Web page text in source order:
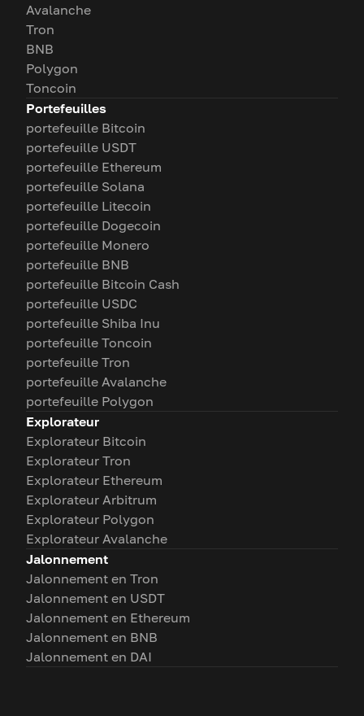
Avalanche
Tron
BNB
Polygon
Toncoin
Portefeuilles
portefeuille Bitcoin
portefeuille USDT
portefeuille Ethereum
portefeuille Solana
portefeuille Litecoin
portefeuille Dogecoin
portefeuille Monero
portefeuille BNB
portefeuille Bitcoin Cash
portefeuille USDC
portefeuille Shiba Inu
portefeuille Toncoin
portefeuille Tron
portefeuille Avalanche
portefeuille Polygon
Explorateur
Explorateur Bitcoin
Explorateur Tron
Explorateur Ethereum
Explorateur Arbitrum
Explorateur Polygon
Explorateur Avalanche
Jalonnement
Jalonnement en Tron
Jalonnement en USDT
Jalonnement en Ethereum
Jalonnement en BNB
Jalonnement en DAI